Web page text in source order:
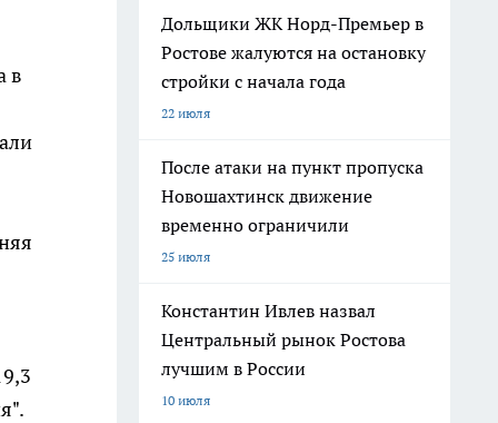
в
Дольщики ЖК Норд-Премьер в
Ростове жалуются на остановку
стройки с начала года
22 июля
После атаки на пункт пропуска
Новошахтинск движение
временно ограничили
25 июля
Константин Ивлев назвал
Центральный рынок Ростова
лучшим в России
10 июля